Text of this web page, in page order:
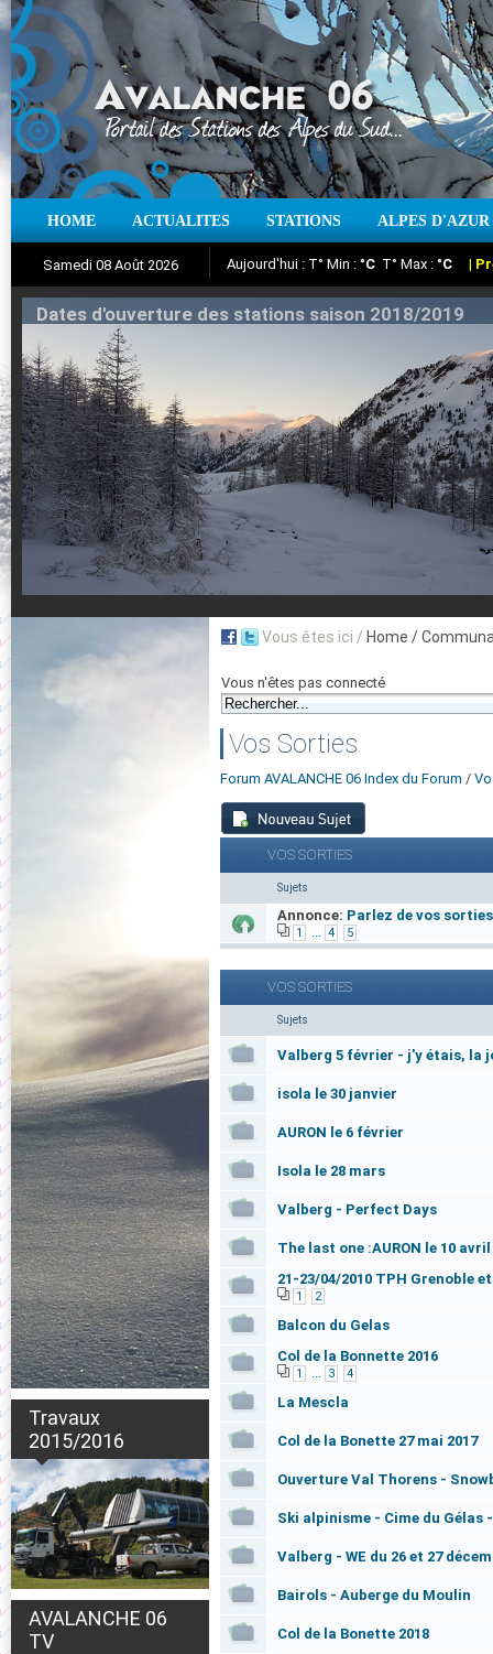
HOME ACTUALITES STATIONS ALPES D'AZUR
Samedi 08 Août 2026
Aujourd'hui : T° Min :°CT° Max :°C |
Iso à 0° :mNeige sur 12 heures :cm
Suivez en direct l'actualité des stations
Travaux
2015/2016
AVALANCHE 06
TV
Vous êtes ici / Home /
Vous n'êtes pas connecté
Vos Sorties
Forum AVALANCHE 06 Index du Forum /
VOS SORTIES
Sujets
Annonce: Parlez de vos
1 ... 4 5
VOS SORTIES
Sujets
Valberg 5 février - j'y étais, la
isola le 30 janvier
AURON le 6 février
Isola le 28 mars
Valberg - Perfect Days
The last one :AURON le 10 avril
21-23/04/2010 TPH Grenoble
1 2
Balcon du Gelas
Col de la Bonnette 2016
1 ... 3 4
La Mescla
Col de la Bonette 27 mai 2017
Ouverture Val Thorens -
Ski alpinisme - Cime du Gélas
Valberg - WE du 26 et 27
Bairols - Auberge du Moulin
Col de la Bonette 2018